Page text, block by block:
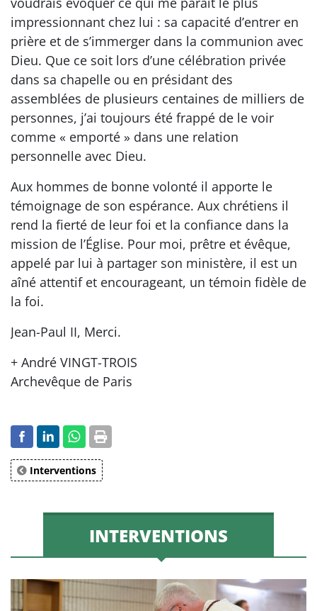
impressionnant chez lui : sa capacité d’entrer en
prière et de s’immerger dans la communion avec
Dieu. Que ce soit lors d’une célébration privée
dans sa chapelle ou en présidant des
assemblées de plusieurs centaines de milliers de
personnes, j’ai toujours été frappé de le voir
comme « emporté » dans une relation
personnelle avec Dieu.
Aux hommes de bonne volonté il apporte le
témoignage de son espérance. Aux chrétiens il
rend la fierté de leur foi et la confiance dans la
mission de l’Église. Pour moi, prêtre et évêque,
appelé par lui à partager son ministère, il est un
aîné attentif et encourageant, un témoin fidèle de
la foi.
Jean-Paul II, Merci.
+ André VINGT-TROIS
Archevêque de Paris
Interventions
INTERVENTIONS